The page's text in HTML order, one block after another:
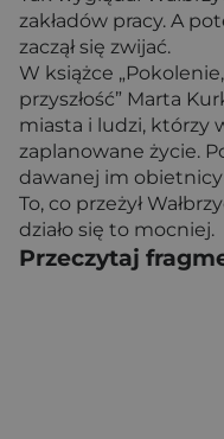
zakładów pracy. A
zaczął się zwijać.
W książce
przyszłość” Marta
miasta i ludzi, którzy
zaplanowane życie.
dawanej im obietnicy
To, co przeżył
działo się to mocniej.
Przeczytaj